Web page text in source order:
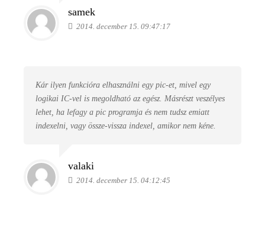
samek
2014. december 15. 09:47:17
Kár ilyen funkcióra elhasználni egy pic-et, mivel egy
logikai IC-vel is megoldható az egész. Másrészt veszélyes
lehet, ha lefagy a pic programja és nem tudsz emiatt
indexelni, vagy össze-vissza indexel, amikor nem kéne.
valaki
2014. december 15. 04:12:45